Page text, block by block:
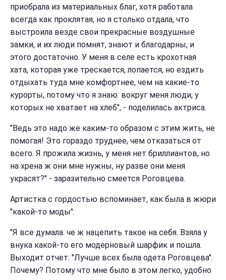
приобрала из материальных благ, хотя работала
всегда как проклятая, но я столько отдала, что
выстроила везде свои прекрасные воздушные
замки, и их люди помнят, знают и благодарны, и
этого достаточно. У меня в селе есть крохотная
хата, которая уже трескается, лопается, но ездить
отдыхать туда мне комфортнее, чем на какие-то
курорты, потому что я знаю: вокруг меня люди, у
которых не хватает на хлеб", - поделилась актриса.
"Ведь это надо же каким-то образом с этим жить, не
помогая! Это гораздо труднее, чем отказаться от
всего. Я прожила жизнь, у меня нет бриллиантов, но
на хрена ж они мне нужны, ну разве они меня
украсят?" - заразительно смеется Роговцева.
Артистка с гордостью вспоминает, как была в жюри
"какой-то моды":
"Я все думала: че ж нацепить такое на себя. Взяла у
внука какой-то его модерновый шарфик и пошла.
Выходит отчет: "Лучше всех была одета Роговцева".
Почему? Потому что мне было в этом легко, удобно